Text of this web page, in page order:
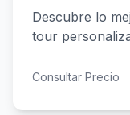
Descubre lo
tour
y más,
Consultar Precio